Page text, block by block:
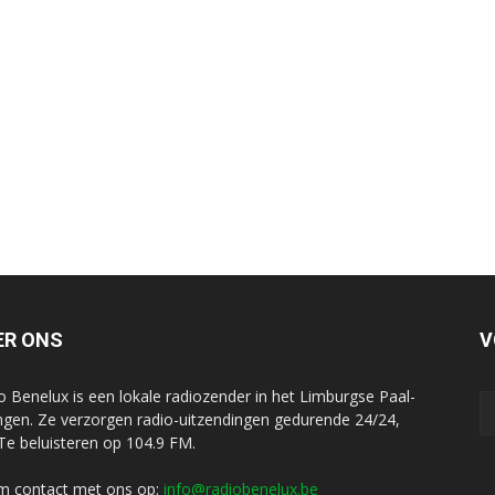
ONS
Benelux is een lokale radiozender in het Limburgse Paal-
Ze verzorgen radio-uitzendingen gedurende 24/24,
beluisteren op 104.9 FM.
contact met ons op: info@radiobenelux.be